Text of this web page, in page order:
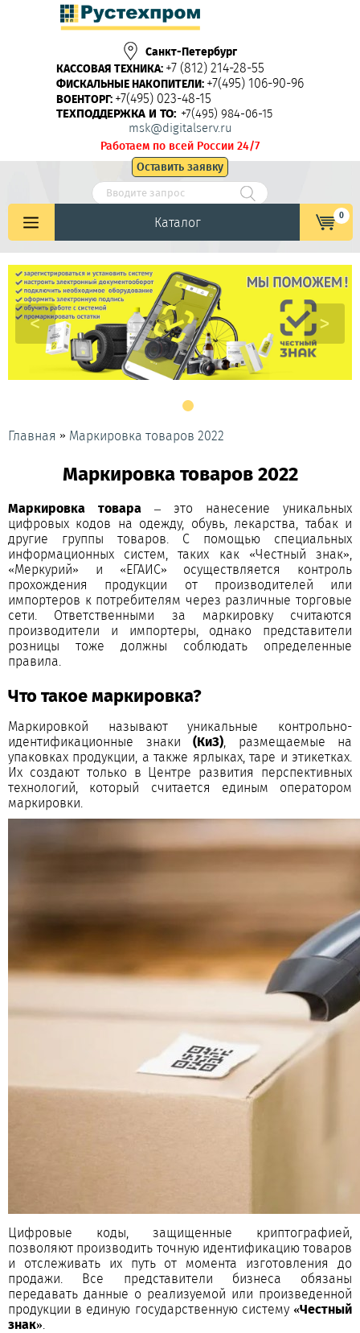
Санкт-Петербург
КАССОВАЯ ТЕХНИКА: +7 (812) 214-28-55
ФИСКАЛЬНЫЕ НАКОПИТЕЛИ: +7(495) 106-90-96
ВОЕНТОРГ: +7(495) 023-48-15
ТЕХПОДДЕРЖКА И ТО: +7(495) 984-06-15
msk@digitalserv.ru
Работаем по всей России 24/7
Оставить заявку
Каталог 0
< >
Главная » Маркировка товаров 2022
Маркировка товаров 2022
Маркировка товара – это нанесение уникальных
цифровых кодов на одежду, обувь, лекарства, табак и
другие группы товаров. С помощью специальных
информационных систем, таких как «Честный знак»,
«Меркурий» и «ЕГАИС» осуществляется контроль
прохождения продукции от производителей или
импортеров к потребителям через различные торговые
сети. Ответственными за маркировку считаются
производители и импортеры, однако представители
розницы тоже должны соблюдать определенные
правила.
Что такое маркировка?
Маркировкой называют уникальные контрольно-
идентификационные знаки (КиЗ) , размещаемые на
упаковках продукции, а также ярлыках, таре и этикетках.
Их создают только в Центре развития перспективных
технологий, который считается единым оператором
маркировки.
Цифровые коды, защищенные криптографией,
позволяют производить точную идентификацию товаров
и отслеживать их путь от момента изготовления до
продажи. Все представители бизнеса обязаны
передавать данные о реализуемой или произведенной
продукции в единую государственную систему «Честный
знак»